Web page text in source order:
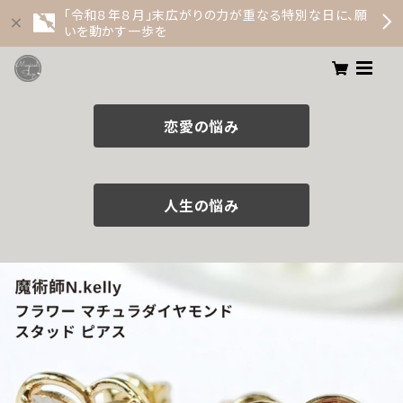
「令和８年８月」末広がりの力が重なる特別な日に、願
いを動かす一歩を
恋愛の悩み
人生の悩み